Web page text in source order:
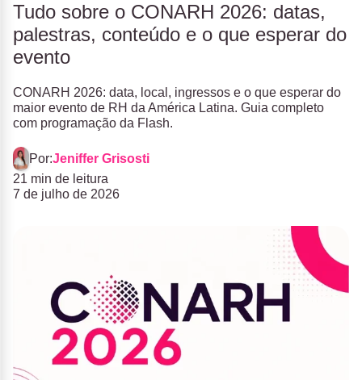
Tudo sobre o CONARH 2026: datas,
palestras, conteúdo e o que esperar do
evento
CONARH 2026: data, local, ingressos e o que esperar do
maior evento de RH da América Latina. Guia completo
com programação da Flash.
Por:Jeniffer Grisosti
21 min de leitura
7 de julho de 2026